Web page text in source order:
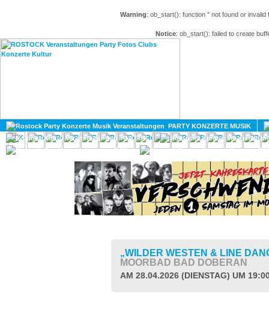
Warning: ob_start(): function '' not found or
Notice: ob_start(): failed to create
PARTY KONZERTE MUSIK
KULTUR
GAY
„WILDER WESTEN & LINE
MOORBAD BAD DOBERAN
AM 28.04.2026 (DIENSTAG) UM